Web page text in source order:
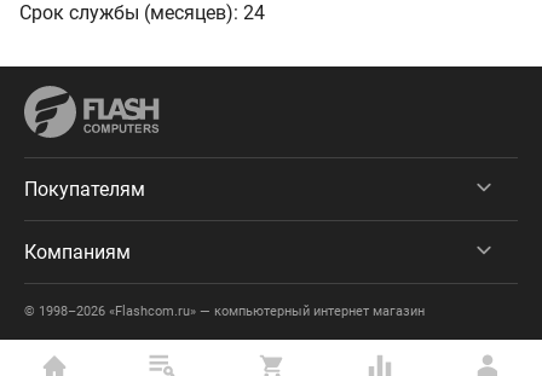
Срок службы (месяцев): 24
Покупателям
Компаниям
© 1998–2026 «Flashcom.ru» — компьютерный интернет магазин